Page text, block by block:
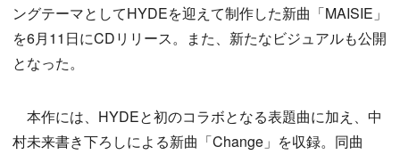
ングテーマとしてHYDEを迎えて制作した新曲「MAISIE」
を6月11日にCDリリース。また、新たなビジュアルも公開
となった。
本作には、HYDEと初のコラボとなる表題曲に加え、中
村未来書き下ろしによる新曲「Change」を収録。同曲